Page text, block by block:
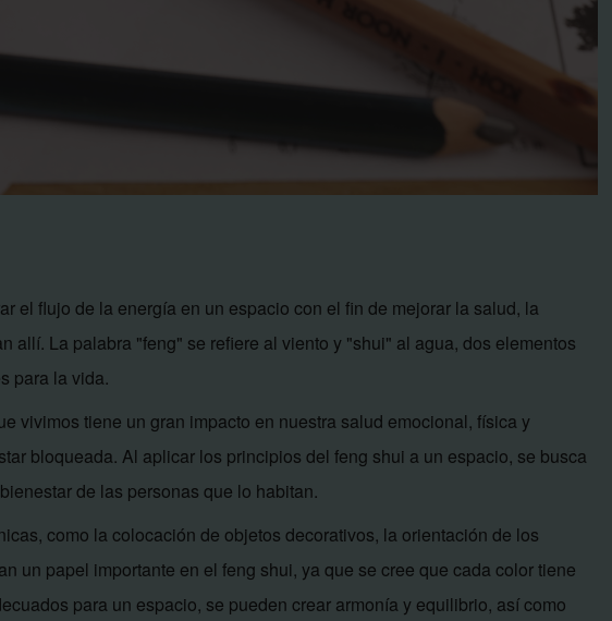
el flujo de la energía en un espacio con el fin de mejorar la salud, la
allí. La palabra "feng" se refiere al viento y "shui" al agua, dos elementos
para la vida.
vivimos tiene un gran impacto en nuestra salud emocional, física y
bloqueada. Al aplicar los principios del feng shui a un espacio, se busca
de las personas que lo habitan.
como la colocación de objetos decorativos, la orientación de los
un papel importante en el feng shui, ya que se cree que cada color tiene
para un espacio, se pueden crear armonía y equilibrio, así como